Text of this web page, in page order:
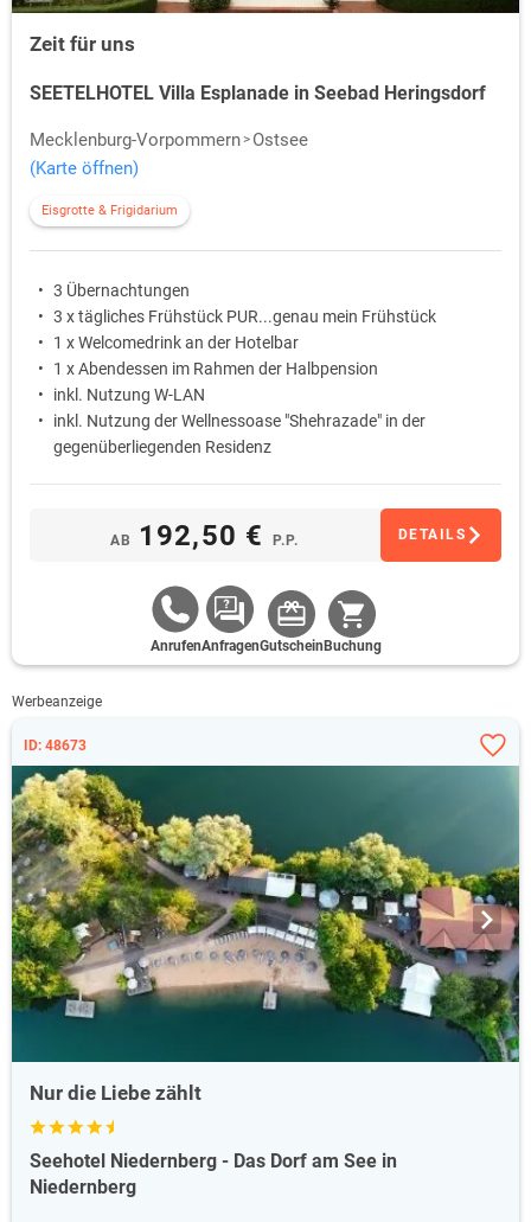
Zeit für uns
SEETELHOTEL Villa Esplanade in Seebad Heringsdorf
Mecklenburg-Vorpommern
Ostsee
(Karte öffnen)
Eisgrotte & Frigidarium
3 Übernachtungen
3 x tägliches Frühstück PUR...genau mein Frühstück
1 x Welcomedrink an der Hotelbar
1 x Abendessen im Rahmen der Halbpension
inkl. Nutzung W-LAN
inkl. Nutzung der Wellnessoase "Shehrazade" in der
gegenüberliegenden Residenz
AB 192,50 € P.P. DETAILS
AnrufenAnfragenGutschein Buchung
Werbeanzeige
ID: 48673
Nur die Liebe zählt
Seehotel Niedernberg - Das Dorf am See in
Niedernberg